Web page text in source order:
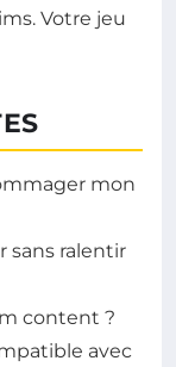
Votre jeu
mon
sans ralentir
content ?
avec